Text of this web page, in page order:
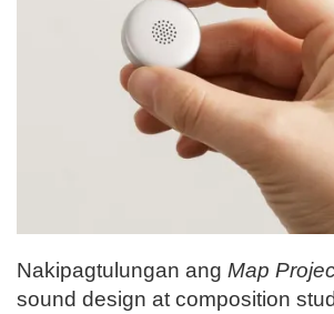
Nakipagtulungan ang Map
sound design at composition